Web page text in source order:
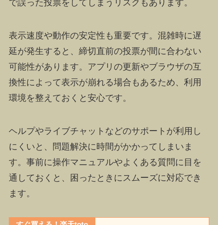
で誤った投票をしてしまうリスクもあります。
表示速度や動作の安定性も重要です。混雑時に遅
延が発生すると、締切直前の投票が間に合わない
可能性があります。アプリの更新やブラウザの互
換性によって表示が崩れる場合もあるため、利用
環境を整えておくと安心です。
ヘルプやライブチャットなどのサポートが利用し
にくいと、問題解決に時間がかかってしまいま
す。事前に操作マニュアルやよくある質問に目を
通しておくと、困ったときにスムーズに対応でき
ます。